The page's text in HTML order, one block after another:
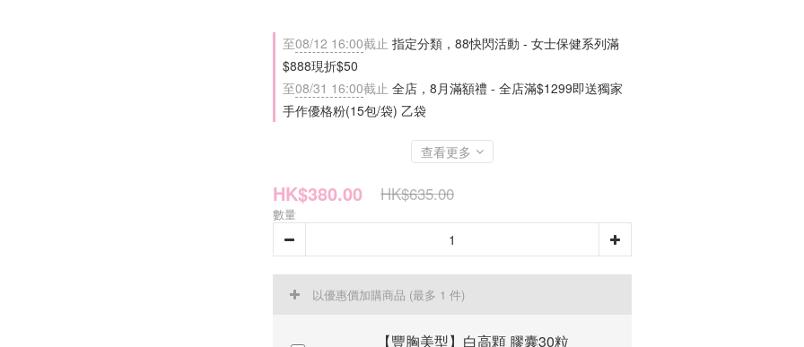
至08/12 16:00截止 指定分類，88快閃活動 - 女士保健系列滿
$888現折$50
至08/31 16:00截止 全店，8月滿額禮 - 全店滿$1299即送獨家
手作優格粉(15包/袋) 乙袋
查看更多
HK$380.00 HK$635.00
數量
以優惠價加購商品 (最多 1 件)
【豐胸美型】白高顆 膠囊30粒